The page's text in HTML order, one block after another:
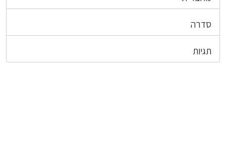
סדרה
תגיות